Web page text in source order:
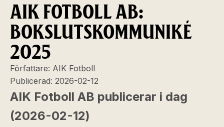
AIK FOTBOLL AB:
BOKSLUTSKOMMUNIKÉ
2025
Författare: AIK Fotboll
Publicerad: 2026-02-12
AIK Fotboll AB publicerar i dag
(2026-02-12)